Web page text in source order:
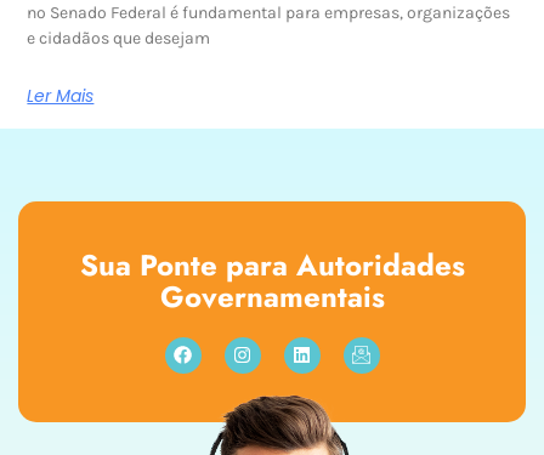
no Senado Federal é fundamental para empresas, organizações
e cidadãos que desejam
Ler Mais
Sua Ponte para Autoridades
Governamentais